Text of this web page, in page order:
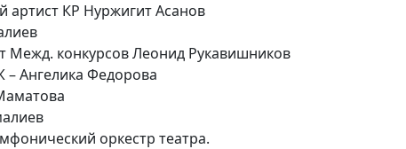
КР Нуржигит Асанов
Межд. конкурсов Леонид Рукавишников
Ангелика Федорова
оркестр театра.